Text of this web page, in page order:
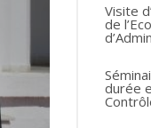
Visite
de
durée